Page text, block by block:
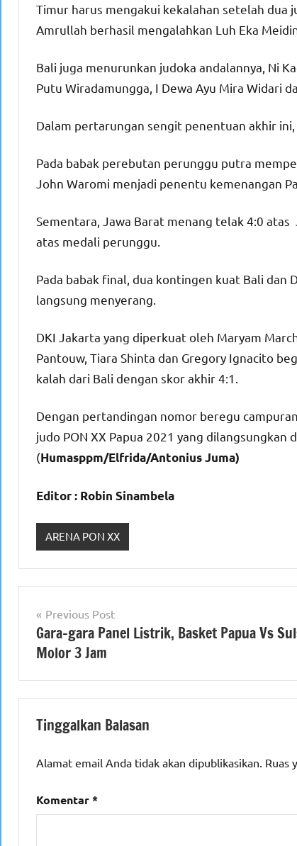
Timur harus mengakui kekalahan setelah dua
Amrullah berhasil mengalahkan Luh Eka
Bali juga menurunkan judoka andalannya, Ni
Putu Wiradamungga, I Dewa Ayu Mira Widari
Dalam pertarungan sengit penentuan akhir ini,
Pada babak perebutan perunggu putra
John Waromi menjadi penentu kemenangan
Sementara, Jawa Barat menang telak 4:0
atas medali perunggu.
Pada babak final, dua kontingen kuat Bali
langsung menyerang.
DKI Jakarta yang diperkuat oleh Maryam
Pantouw, Tiara Shinta dan Gregory Ignacito
kalah dari Bali dengan skor akhir 4:1.
Dengan pertandingan nomor beregu
judo PON XX Papua 2021 yang dilangsungkan
(Humasppm/Elfrida/Antonius Juma)
Editor : Robin Sinambela
ARENA PON XX
Navigasi
pos
Previous Post
Gara-gara Panel Listrik, Basket Papua Vs
Molor 3 Jam
Tinggalkan Balasan
Alamat email Anda tidak akan dipublikasikan. Ruas
Komentar*